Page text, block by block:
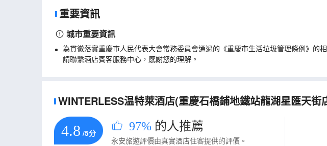
重要資訊
城市重要資訊
為貫徹落實重慶市人民代表大會常務委員會通過的《重慶市生活垃圾管理條例》的
請聯繫酒店賓客服務中心，感謝您的理解。
WINTERLESS温特萊酒店(重慶石橋鋪地鐵站龍湖星匯天街
4.8 /5分 97% 的人推薦
永安旅遊評價由真實酒店住客提供的評價。